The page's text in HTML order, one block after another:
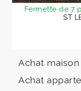
Fermette de 7
ST
Achat
Achat